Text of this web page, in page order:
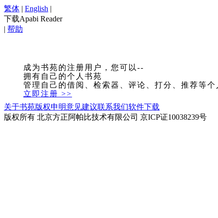
繁体 | English |
下载Apabi Reader
| 帮助
成为书苑的注册用户，您可以--
拥有自己的个人书苑
管理自己的借阅、检索器、评论、打分、推荐等
立即注册 >>
关于书苑版权申明意见建议联系我们软件下载
版权所有 北京方正阿帕比技术有限公司 京ICP证10038239号